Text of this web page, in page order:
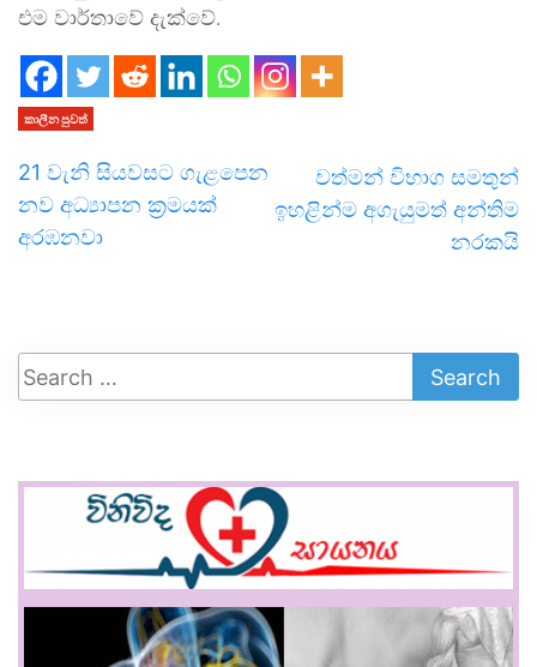
එම වාර්තාවේ දැක්වේ.
කාලීන පුවත්
21 වැනි සියවසට ගැළපෙන
නව අධ්‍යාපන ක්‍රමයක්
අරඹනවා
වත්මන් විභාග සමතුන්
ඉහළින්ම අගැයුමත් අන්තිම
නරකයි